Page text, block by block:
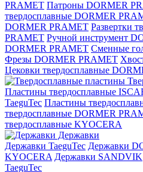
PRAMET Патроны DORMER
твердосплавные DORMER
DORMER PRAMET Развертки
PRAMET Ручной инструмент
DORMER PRAMET Сменные
Фрезы DORMER PRAMET
Цековки твердосплавные
Пластины твердосплавные
TaeguTec Пластины
твердосплавные DORMER
твердосплавные KYOCERA
Державки
Державки TaeguTec Державки
KYOCERA Державки SANDVIK
TaeguTec